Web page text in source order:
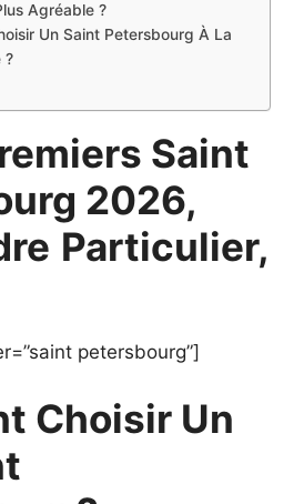
Agréable ?
Un Saint Petersbourg À La
?
Saint
2026,
Particulier,
petersbourg”]
Choisir Un